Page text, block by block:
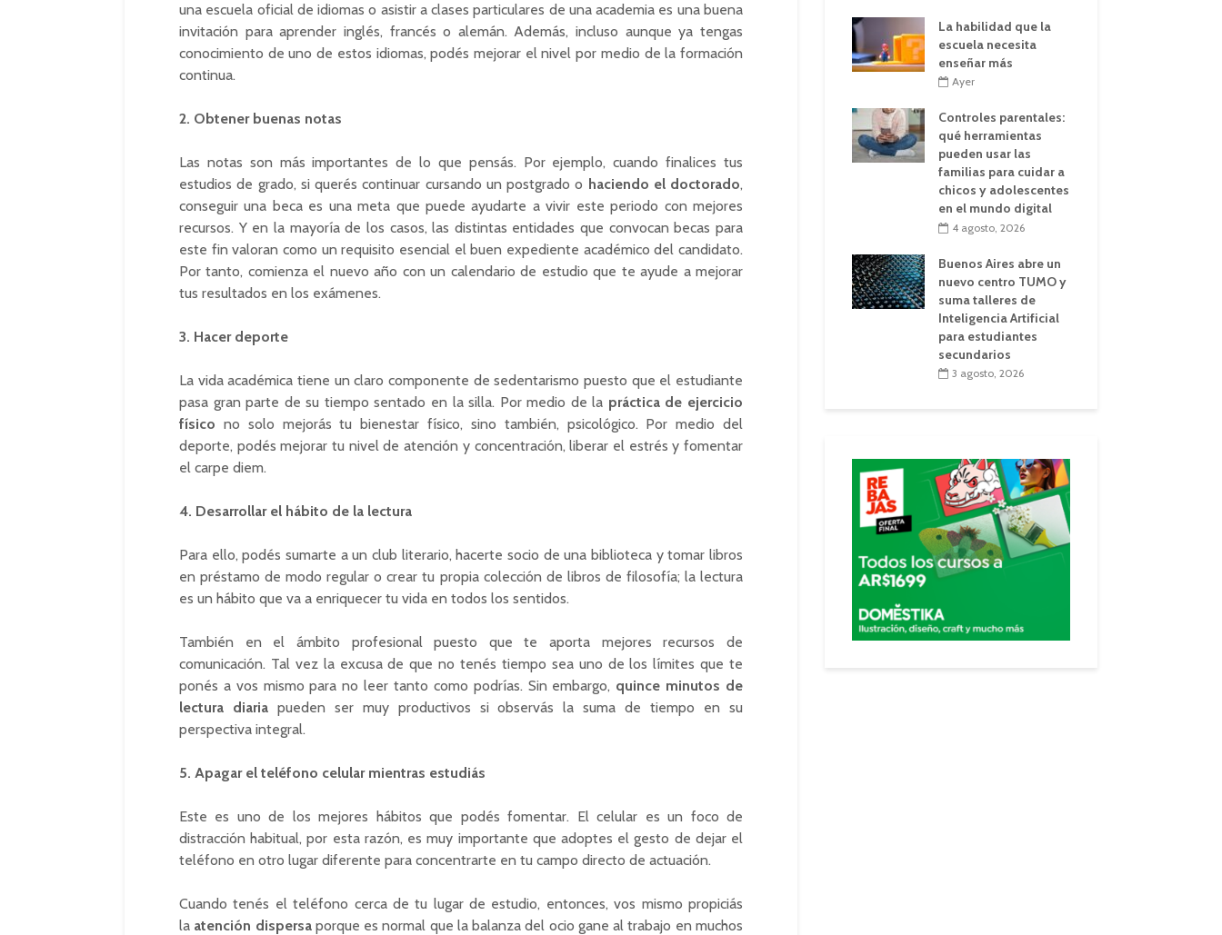
una escuela oficial de idiomas o asistir a clases particulares de una academia es una buena
invitación para aprender inglés, francés o alemán. Además, incluso aunque ya tengas
conocimiento de uno de estos idiomas, podés mejorar el nivel por medio de la formación
continua.
2. Obtener buenas notas
Las notas son más importantes de lo que pensás. Por ejemplo, cuando finalices tus
estudios de grado, si querés continuar cursando un postgrado o haciendo el doctorado,
conseguir una beca es una meta que puede ayudarte a vivir este periodo con mejores
recursos. Y en la mayoría de los casos, las distintas entidades que convocan becas para
este fin valoran como un requisito esencial el buen expediente académico del candidato.
Por tanto, comienza el nuevo año con un calendario de estudio que te ayude a mejorar
tus resultados en los exámenes.
3. Hacer deporte
La vida académica tiene un claro componente de sedentarismo puesto que el estudiante
pasa gran parte de su tiempo sentado en la silla. Por medio de la práctica de ejercicio
físico no solo mejorás tu bienestar físico, sino también, psicológico. Por medio del
deporte, podés mejorar tu nivel de atención y concentración, liberar el estrés y fomentar
el carpe diem.
4. Desarrollar el hábito de la lectura
Para ello, podés sumarte a un club literario, hacerte socio de una biblioteca y tomar libros
en préstamo de modo regular o crear tu propia colección de libros de filosofía; la lectura
es un hábito que va a enriquecer tu vida en todos los sentidos.
También en el ámbito profesional puesto que te aporta mejores recursos de
comunicación. Tal vez la excusa de que no tenés tiempo sea uno de los límites que te
ponés a vos mismo para no leer tanto como podrías. Sin embargo, quince minutos de
lectura diariapueden ser muy productivos si observás la suma de tiempo en su
perspectiva integral.
5. Apagar el teléfono celular mientras estudiás
Este es uno de los mejores hábitos que podés fomentar. El celular es un foco de
distracción habitual, por esta razón, es muy importante que adoptes el gesto de dejar el
teléfono en otro lugar diferente para concentrarte en tu campo directo de actuación.
Cuando tenés el teléfono cerca de tu lugar de estudio, entonces, vos mismo propiciás
la atención dispersaporque es normal que la balanza del ocio gane al trabajo en muchos
La habilidad que la
escuela necesita
enseñar más
Ayer
Controles parentales:
qué herramientas
pueden usar las
familias para cuidar a
chicos y adolescentes
en el mundo digital
4 agosto, 2026
Buenos Aires abre un
nuevo centro TUMO y
suma talleres de
Inteligencia Artificial
para estudiantes
secundarios
3 agosto, 2026